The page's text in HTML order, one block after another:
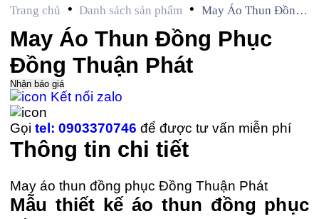
Trang chủ • Danh sách sản phẩm • May Áo Thun Đồng
Phục Đồng Thuận
Phát
May Áo Thun Đồng Phục
Đồng Thuận Phát
Nhận báo giá
Kết nối zalo
Gọitel: 0903370746 để được tư vấn miễn phí
Thông tin chi tiết
May áo thun đồng phục Đồng Thuận Phát
Mẫu thiết kế áo thun đồng phục